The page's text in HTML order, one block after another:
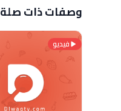
وصفات ذات صلة
فيديو